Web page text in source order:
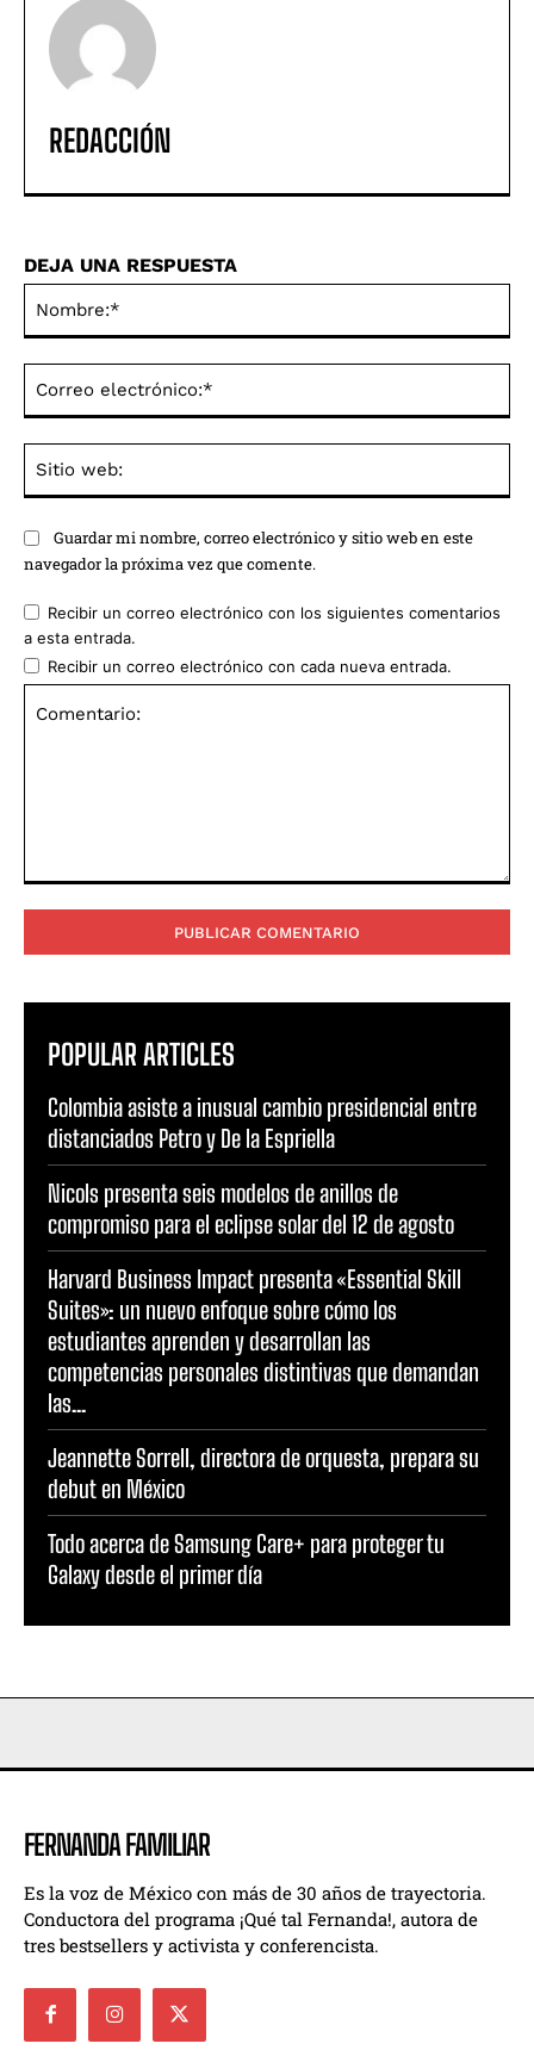
REDACCIÓN
DEJA UNA RESPUESTA
Guardar mi nombre, correo electrónico y sitio web en este
navegador la próxima vez que comente.
Recibir un correo electrónico con los siguientes comentarios
a esta entrada.
Recibir un correo electrónico con cada nueva entrada.
POPULAR ARTICLES
Colombia asiste a inusual cambio presidencial entre
distanciados Petro y De la Espriella
Nicols presenta seis modelos de anillos de
compromiso para el eclipse solar del 12 de agosto
Harvard Business Impact presenta «Essential Skill
Suites»: un nuevo enfoque sobre cómo los
estudiantes aprenden y desarrollan las
competencias personales distintivas que demandan
las...
Jeannette Sorrell, directora de orquesta, prepara su
debut en México
Todo acerca de Samsung Care+ para proteger tu
Galaxy desde el primer día
FERNANDA FAMILIAR
Es la voz de México con más de 30 años de trayectoria.
Conductora del programa ¡Qué tal Fernanda!, autora de
tres bestsellers y activista y conferencista.